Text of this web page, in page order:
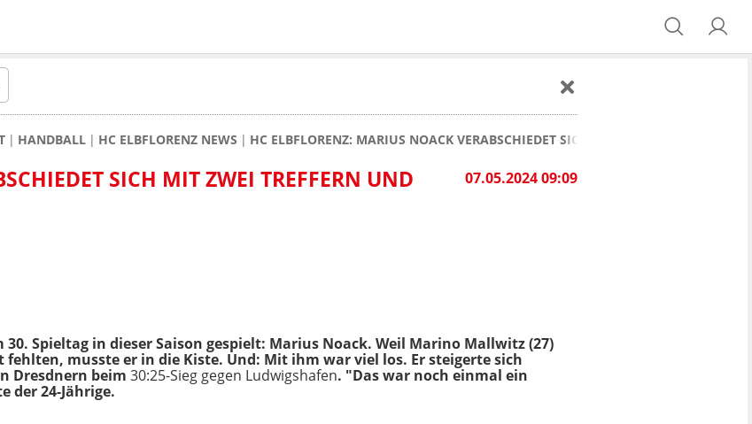
HANDBALL HC ELBFLORENZ NEWS HC ELBFLORENZ: MARIUS NOACK VERABSCHIEDET SICH MIT ZWEI TREFFERN UND
07.05.2024 09:09
SICH MIT ZWEI TREFFERN UND
Spieltag in dieser Saison gespielt: Marius Noack. Weil Marino Mallwitz (27)
musste er in die Kiste. Und: Mit ihm war viel los. Er steigerte sich
Dresdnern beim 30:25-Sieg gegen Ludwigshafen. "Das war noch einmal ein
der 24-Jährige.